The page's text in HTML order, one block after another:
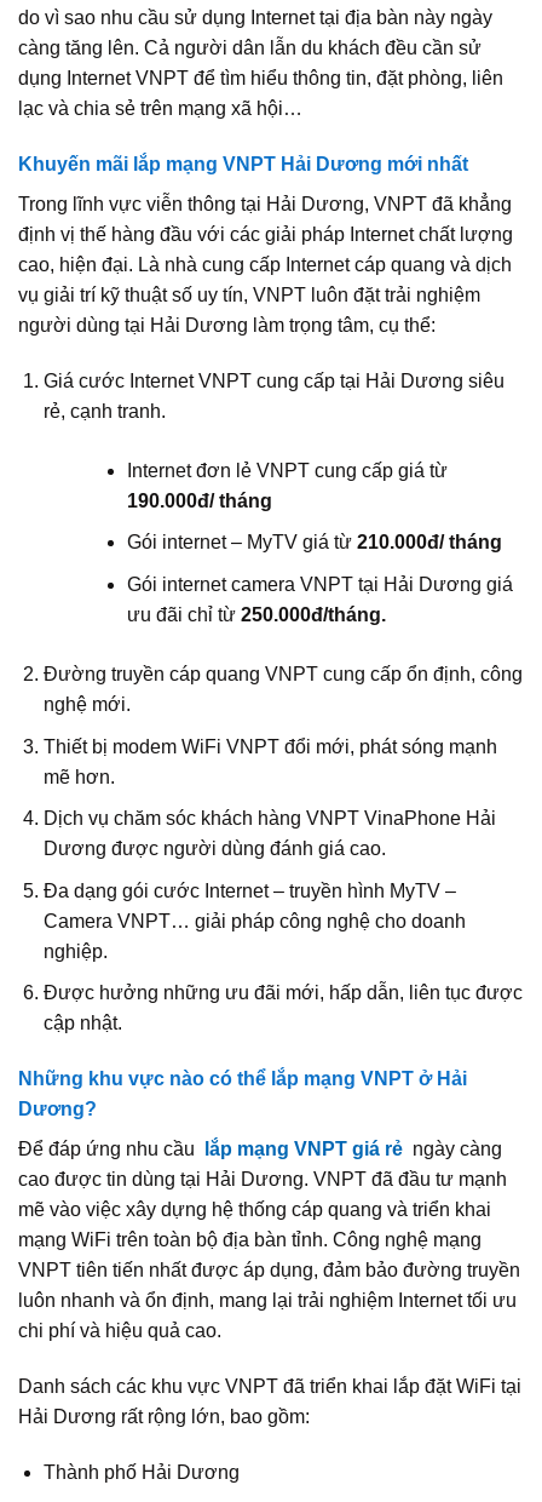
do vì sao nhu cầu sử dụng Internet tại địa bàn này ngày
càng tăng lên. Cả người dân lẫn du khách đều cần sử
dụng Internet VNPT để tìm hiểu thông tin, đặt phòng, liên
lạc và chia sẻ trên mạng xã hội…
Khuyến mãi lắp mạng VNPT Hải Dương mới nhất
Trong lĩnh vực viễn thông tại Hải Dương, VNPT đã khẳng
định vị thế hàng đầu với các giải pháp Internet chất lượng
cao, hiện đại. Là nhà cung cấp Internet cáp quang và dịch
vụ giải trí kỹ thuật số uy tín, VNPT luôn đặt trải nghiệm
người dùng tại Hải Dương làm trọng tâm, cụ thể:
Giá cước Internet VNPT cung cấp tại Hải Dương siêu
rẻ, cạnh tranh.
Internet đơn lẻ VNPT cung cấp giá từ
190.000đ/ tháng
Gói internet – MyTV giá từ 210.000đ/ tháng
Gói internet camera VNPT tại Hải Dương giá
ưu đãi chỉ từ 250.000đ/tháng.
Đường truyền cáp quang VNPT cung cấp ổn định, công
nghệ mới.
Thiết bị modem WiFi VNPT đổi mới, phát sóng mạnh
mẽ hơn.
Dịch vụ chăm sóc khách hàng VNPT VinaPhone Hải
Dương được người dùng đánh giá cao.
Đa dạng gói cước Internet – truyền hình MyTV –
Camera VNPT… giải pháp công nghệ cho doanh
nghiệp.
Được hưởng những ưu đãi mới, hấp dẫn, liên tục được
cập nhật.
Những khu vực nào có thể lắp mạng VNPT ở Hải
Dương?
Để đáp ứng nhu cầu
lắp mạng VNPT giá rẻ ngày càng
cao được tin dùng tại Hải Dương. VNPT đã đầu tư mạnh
mẽ vào việc xây dựng hệ thống cáp quang và triển khai
mạng WiFi trên toàn bộ địa bàn tỉnh. Công nghệ mạng
VNPT tiên tiến nhất được áp dụng, đảm bảo đường truyền
luôn nhanh và ổn định, mang lại trải nghiệm Internet tối ưu
chi phí và hiệu quả cao.
Danh sách các khu vực VNPT đã triển khai lắp đặt WiFi tại
Hải Dương rất rộng lớn, bao gồm:
Thành phố Hải Dương